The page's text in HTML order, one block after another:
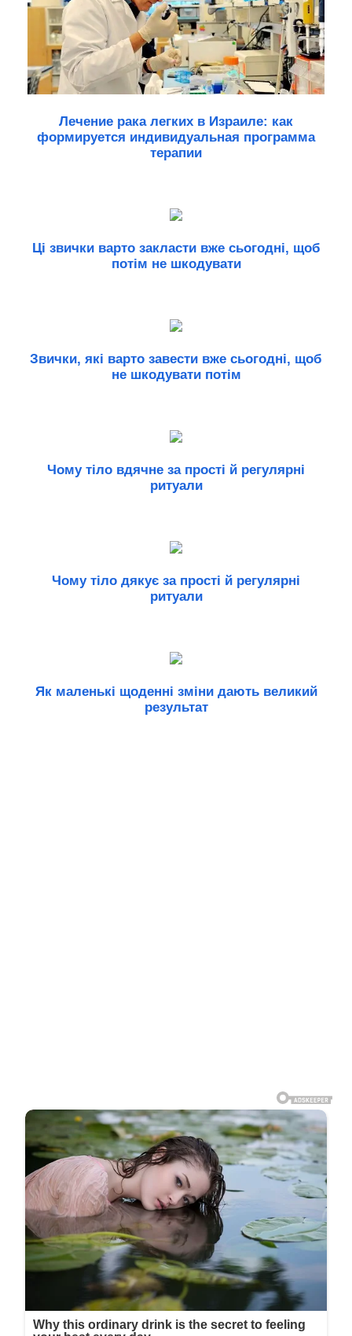
Лечение рака легких в Израиле: как
формируется индивидуальная программа
терапии
Ці звички варто закласти вже сьогодні, щоб
потім не шкодувати
Звички, які варто завести вже сьогодні, щоб
не шкодувати потім
Чому тіло вдячне за прості й регулярні
ритуали
Чому тіло дякує за прості й регулярні
ритуали
Як маленькі щоденні зміни дають великий
результат